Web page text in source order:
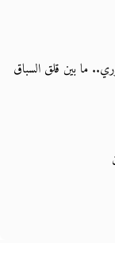
ما بين قلق السباق